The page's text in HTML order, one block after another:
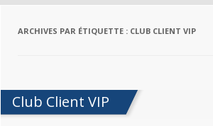
ARCHIVES PAR ÉTIQUETTE : CLUB CLIENT VIP
Club Client VIP